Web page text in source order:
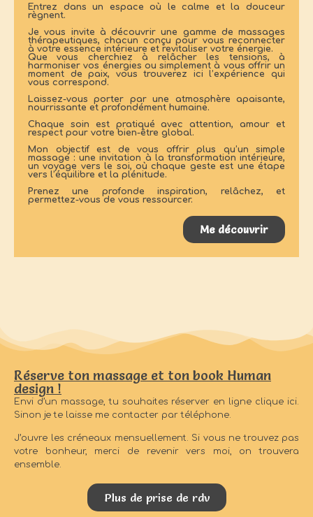
Entrez dans un espace où le calme et la douceur
règnent.
Je vous invite à découvrir une gamme de massages
thérapeutiques, chacun conçu pour vous reconnecter
à votre essence intérieure et revitaliser votre énergie.
Que vous cherchiez à relâcher les tensions, à
harmoniser vos énergies ou simplement à vous offrir un
moment de paix, vous trouverez ici l’expérience qui
vous correspond.
Laissez-vous porter par une atmosphère apaisante,
nourrissante et profondément humaine.
Chaque soin est pratiqué avec attention, amour et
respect pour votre bien-être global.
Mon objectif est de vous offrir plus qu’un simple
massage : une invitation à la transformation intérieure,
un voyage vers le soi, où chaque geste est une étape
vers l’équilibre et la plénitude.
Prenez une profonde inspiration, relâchez, et
permettez-vous de vous ressourcer.
Me découvrir
Réserve ton massage et ton book Human
design !
Envi d’un massage, tu souhaites réserver en ligne clique ici.
Sinon je te laisse me contacter par téléphone.
J’ouvre les créneaux mensuellement. Si vous ne trouvez pas
votre bonheur, merci de revenir vers moi, on trouvera
ensemble.
Plus de prise de rdv